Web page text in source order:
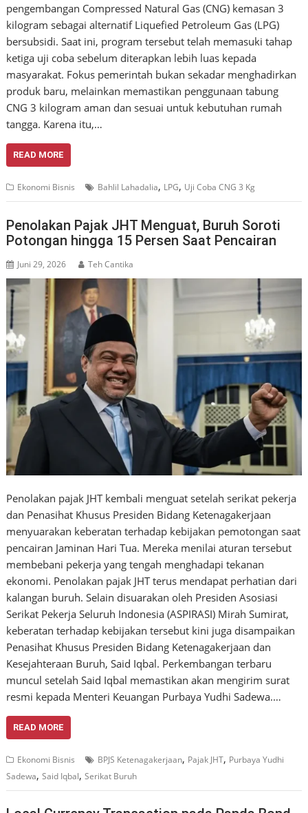
pengembangan Compressed Natural Gas (CNG) kemasan 3
kilogram sebagai alternatif Liquefied Petroleum Gas (LPG)
bersubsidi. Saat ini, program tersebut telah memasuki tahap
ketiga uji coba sebelum diterapkan lebih luas kepada
masyarakat. Fokus pemerintah bukan sekadar menghadirkan
produk baru, melainkan memastikan penggunaan tabung
CNG 3 kilogram aman dan sesuai untuk kebutuhan rumah
tangga. Karena itu,…
READ MORE
Ekonomi Bisnis Bahlil Lahadalia, LPG, Uji Coba CNG 3 Kg
Penolakan Pajak JHT Menguat, Buruh Soroti
Potongan hingga 15 Persen Saat Pencairan
Juni 29, 2026 Teh Cantika
Penolakan pajak JHT kembali menguat setelah serikat pekerja
dan Penasihat Khusus Presiden Bidang Ketenagakerjaan
menyuarakan keberatan terhadap kebijakan pemotongan saat
pencairan Jaminan Hari Tua. Mereka menilai aturan tersebut
membebani pekerja yang tengah menghadapi tekanan
ekonomi. Penolakan pajak JHT terus mendapat perhatian dari
kalangan buruh. Selain disuarakan oleh Presiden Asosiasi
Serikat Pekerja Seluruh Indonesia (ASPIRASI) Mirah Sumirat,
keberatan terhadap kebijakan tersebut kini juga disampaikan
Penasihat Khusus Presiden Bidang Ketenagakerjaan dan
Kesejahteraan Buruh, Said Iqbal. Perkembangan terbaru
muncul setelah Said Iqbal memastikan akan mengirim surat
resmi kepada Menteri Keuangan Purbaya Yudhi Sadewa.…
READ MORE
Ekonomi Bisnis BPJS Ketenagakerjaan, Pajak JHT, Purbaya Yudhi
Sadewa,Said Iqbal,Serikat Buruh